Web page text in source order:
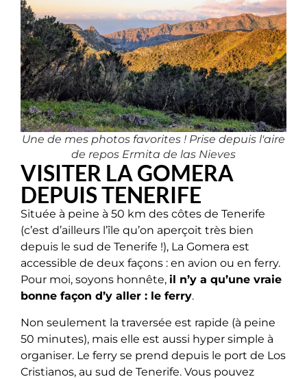
Une de mes photos favorites ! Prise depuis l'aire
de repos Ermita de las Nieves
VISITER LA GOMERA
DEPUIS TENERIFE
Située à peine à 50 km des côtes de Tenerife
(c’est d’ailleurs l’île qu’on aperçoit très bien
depuis le sud de Tenerife !), La Gomera est
accessible de deux façons : en avion ou en ferry.
Pour moi, soyons honnête, il n’y a qu’une vraie
bonne façon d’y aller : le ferry.
Non seulement la traversée est rapide (à peine
50 minutes), mais elle est aussi hyper simple à
organiser. Le ferry se prend depuis le port de Los
Cristianos, au sud de Tenerife. Vous pouvez